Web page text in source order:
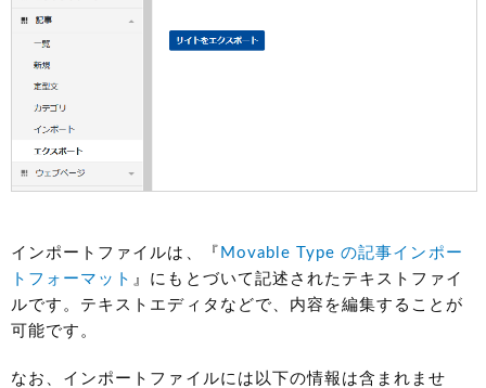
インポートファイルは、『 Movable Type の記事インポー
トフォーマット 』にもとづいて記述されたテキストファイ
ルです。テキストエディタなどで、内容を編集することが
可能です。
なお、インポートファイルには以下の情報は含まれませ